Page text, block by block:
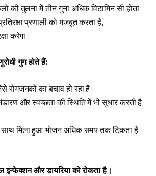
की तुलना में तीन गुना अधिक विटामिन सी होता
प्रणाली को मजबूत करता है,
करेगा।
गुण होते हैं:
रोगजनकों का बचाव हो रहा है।
और स्वच्छता की स्थिति में भी सुधार करती है
साथ मिला हुआ भोजन अधिक समय तक टिकता है
इन्फेक्शन और डायरिया को रोकता है।